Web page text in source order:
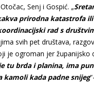
Senj i Gospić. „
prirodna katastrofa
rad s
svih pet društava,
je ogroman jer županijsko
tu brda i planina, ima
kamoli kada padne snijeg